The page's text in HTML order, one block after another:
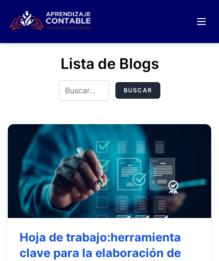
Lista de Blogs
BUSCAR
Hoja de trabajo:herramienta
clave para la elaboración de